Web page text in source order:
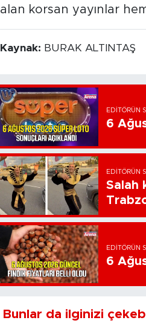
alan korsan yayınlar
Kaynak: BURAK ALTINTAŞ
EDITÖRÜN
6
EDITÖRÜN
Salah
EDITÖRÜN
6
Bunlar da ilginizi